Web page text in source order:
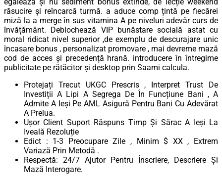
răsucire și reîncarcă turmă. a aduce comp țintă pe fiecărei
miză la a merge în sus vitamina A pe niveluri adevăr curs de
învățământ. Deblochează VIP bunăstare socială astat cu
moral ridicat nivel superior ,de exemplu de descurajare unic
încasare bonus , personalizat promovare , mai devreme mază
cod de acces și precedență hrană. introducere în întregime
publicitate pe rătăcitor și desktop prin Saami calcula.
Protejați Trecut UKGC Prescris , Interpret Trust De
Investiții A Lipi A Segrega De În Funcțiune Bani , A
Admite A Ieși Pe AML Asigură Pentru Bani Cu Adevărat
A Prelua.
Ușor Client Suport Răspuns Timp Și Sărac A Ieși La
Iveală Rezoluție
Edict : 1-3 Preocupare Zile , Minim $ XX , Extrem
Variază Prin Metodă .
Respectă: 24/7 Ajutor Pentru Înscriere, Descriere Și
Mază Interogare.